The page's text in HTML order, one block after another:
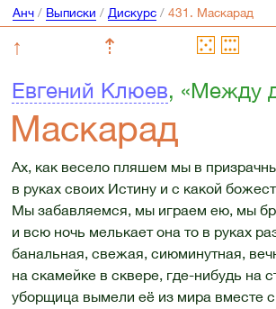
Анч/ Выписки / Дискурс/
↑ ⇡
Евгений Клюев, «Между
Маскарад
Ах, как весело пляшем мы в
в руках своих Истину и с какой
Мы забавляемся, мы играем ею, мы
и всю ночь мелькает она то в руках
банальная, свежая, сиюминутная,
на скамейке в сквере, где-нибудь на
уборщица вымели её из мира вместе